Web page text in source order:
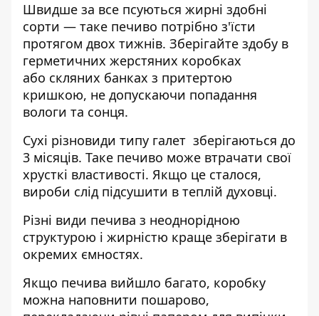
Швидше за все псуються жирні здобні
сорти — таке печиво потрібно з'їсти
протягом двох тижнів. Зберігайте здобу в
герметичних жерстяних коробках
або скляних банках з притертою
кришкою, не допускаючи попадання
вологи та сонця.
Сухі різновиди типу галет зберігаються до
3 місяців. Таке печиво може втрачати свої
хрусткі властивості. Якщо це сталося,
вироби слід підсушити в теплій духовці.
Різні види печива з неоднорідною
структурою і жирністю краще зберігати в
окремих ємностях.
Якщо печива вийшло багато, коробку
можна наповнити пошарово,